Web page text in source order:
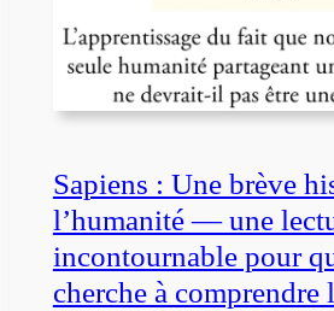
Sapiens : Une brève
l’humanité — une
incontournable pour
cherche à comprendre